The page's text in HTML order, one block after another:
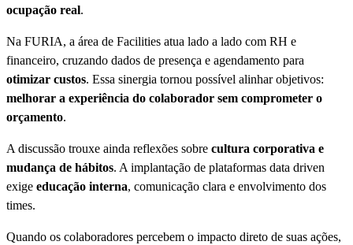
ocupação real.
Na FURIA, a área de Facilities atua lado a lado com RH e
financeiro, cruzando dados de presença e agendamento para
otimizar custos. Essa sinergia tornou possível alinhar objetivos:
melhorar a experiência do colaborador sem comprometer o
orçamento.
A discussão trouxe ainda reflexões sobre cultura corporativa e
mudança de hábitos. A implantação de plataformas data driven
exige educação interna, comunicação clara e envolvimento dos
times.
Quando os colaboradores percebem o impacto direto de suas ações,